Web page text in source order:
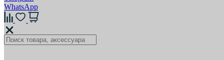
WhatsApp